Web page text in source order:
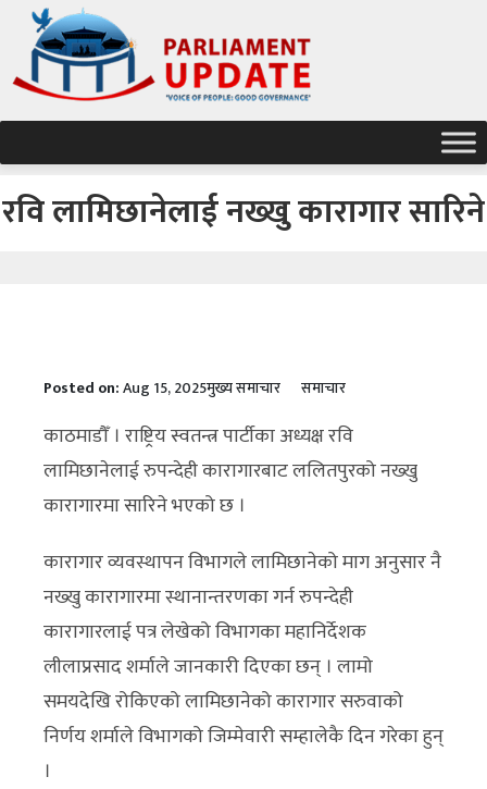
रवि लामिछानेलाई नख्खु कारागार सारिने
Posted on:Aug 15, 2025मुख्य समाचार समाचार
काठमाडौँ । राष्ट्रिय स्वतन्त्र पार्टीका अध्यक्ष रवि
लामिछानेलाई रुपन्देही कारागारबाट ललितपुरको नख्खु
कारागारमा सारिने भएको छ ।
कारागार व्यवस्थापन विभागले लामिछानेको माग अनुसार नै
नख्खु कारागारमा स्थानान्तरणका गर्न रुपन्देही
कारागारलाई पत्र लेखेको विभागका महानिर्देशक
लीलाप्रसाद शर्माले जानकारी दिएका छन् । लामो
समयदेखि रोकिएको लामिछानेको कारागार सरुवाको
निर्णय शर्माले विभागको जिम्मेवारी सम्हालेकै दिन गरेका हुन्
।